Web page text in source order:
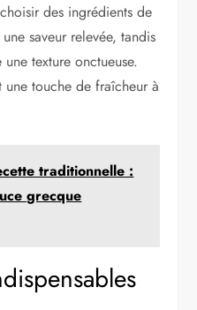
des ingrédients de
saveur relevée, tandis
texture onctueuse.
une touche de fraîcheur à
traditionnelle :
grecque